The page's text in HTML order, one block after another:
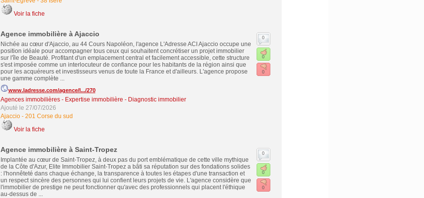
Voir la fiche
Agence immobilière à Ajaccio
Nichée au cœur d'Ajaccio, au 44 Cours Napoléon, l'agence L'Adresse ACI Ajaccio occupe une
position idéale pour accompagner tous ceux qui souhaitent concrétiser un projet immobilier
sur l'île de Beauté. Profitant d'un emplacement central et facilement accessible, cette structure
s'est imposée comme un interlocuteur de confiance pour les habitants de la région ainsi que
pour les acquéreurs et investisseurs venus de toute la France et d'ailleurs. L'agence propose
une gamme complète ...
www.ladresse.com/agence/l.../270
Agences immobilières - Expertise immobilière - Diagnostic immobilier
Ajouté le 27/07/2026
Ajaccio- 201 Corse du sud
Voir la fiche
0
0
0
Agence immobilière à Saint-Tropez
Implantée au cœur de Saint-Tropez, à deux pas du port emblématique de cette ville mythique
de la Côte d'Azur, Elite Immobilier Saint-Tropez a bâti sa réputation sur des fondations solides
: l'honnêteté dans chaque échange, la transparence à toutes les étapes d'une transaction et
un respect sincère des personnes qui lui confient leurs projets de vie. L'agence considère que
l'immobilier de prestige ne peut fonctionner qu'avec des professionnels qui placent l'éthique
au-dessus de ...
0
0
0